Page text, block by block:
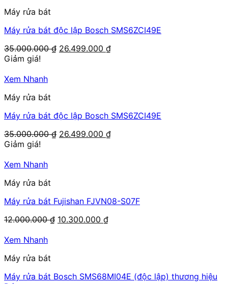
Máy rửa bát
Máy rửa bát độc lập Bosch SMS6ZCI49E
35.000.000₫ Giá
26.499.000 ₫Giá
Giảm giá!
Xem Nhanh
Máy rửa bát
Máy rửa bát độc lập Bosch SMS6ZCI49E
35.000.000₫ Giá
26.499.000 ₫Giá
Giảm giá!
Xem Nhanh
Máy rửa bát
Máy rửa bát Fujishan FJVN08-S07F
12.000.000₫ Giá
10.300.000 ₫Giá
Xem Nhanh
Máy rửa bát
Máy rửa bát Bosch SMS68MI04E (độc lập) thương hiệu